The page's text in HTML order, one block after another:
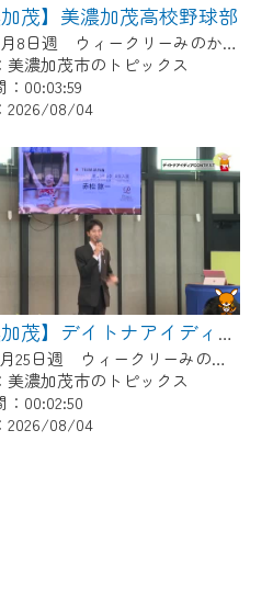
加茂】美濃加茂高校野球部
2026年6月8日週 ウィークリーみのかもにて放送
美濃加茂市のトピックス
00:03:59
2026/08/04
【美濃加茂】デイトナアイディアCONTEST
2026年5月25日週 ウィークリーみのかもにて放送
美濃加茂市のトピックス
：00:02:50
2026/08/04